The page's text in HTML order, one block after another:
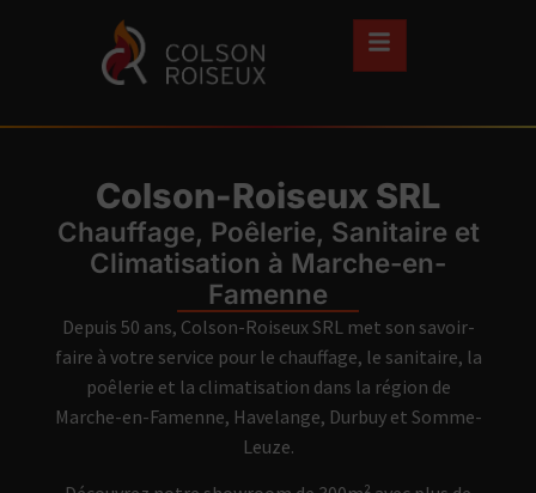
Colson-Roiseux SRL
Chauffage, Poêlerie, Sanitaire et
Climatisation à Marche-en-
Famenne
Depuis 50 ans, Colson-Roiseux SRL met son savoir-
faire à votre service pour le chauffage, le sanitaire, la
poêlerie et la climatisation dans la région de
Marche-en-Famenne, Havelange, Durbuy et Somme-
Leuze.